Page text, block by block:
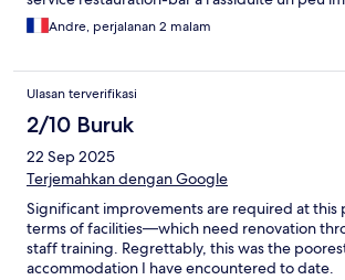
Andre, perjalanan 2 malam
Ulasan terverifikasi
2/10 Buruk
22 Sep 2025
Terjemahkan dengan Google
Significant improvements are required at
terms of facilities—which need renovation
staff training. Regrettably, this was the
accommodation I have encountered to date.